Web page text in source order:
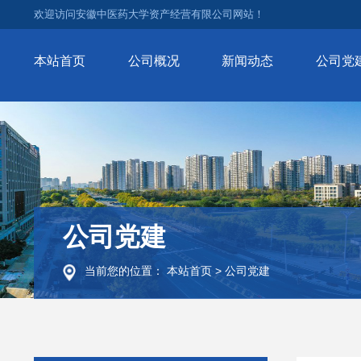
欢迎访问安徽中医药大学资产经营有限公司网站！
本站首页 公司概况 新闻动态 公司党
公司党建
当前您的位置： 本站首页 > 公司党建